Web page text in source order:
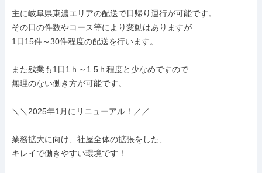
主に岐阜県東濃エリアの配送で日帰り運行が可能です。
その日の件数やコース等により変動はありますが
1日15件～30件程度の配送を行います。
また残業も1日1ｈ～1.5ｈ程度と少なめですので
無理のない働き方が可能です。
＼＼2025年1月にリニューアル！／／
業務拡大に向け、社屋全体の拡張をした、
キレイで働きやすい環境です！